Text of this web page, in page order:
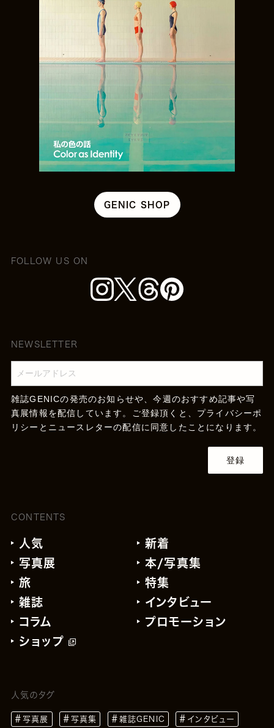
GENIC SHOP
FOLLOW US ON
NEWSLETTER
雑誌GENICの発売のお知らせや、今週のおすすめ記事や写
真展情報を配信しています。ご登録頂くと、 プライバシーポ
リシー とニュースレターの配信に同意したことになります。
登録
CONTENTS
人気
新着
写真展
本/写真集
旅
特集
雑誌
インタビュー
コラム
プロモーション
ショップ
人気のタグ
写真展 写真集 雑誌GENIC インタビュー